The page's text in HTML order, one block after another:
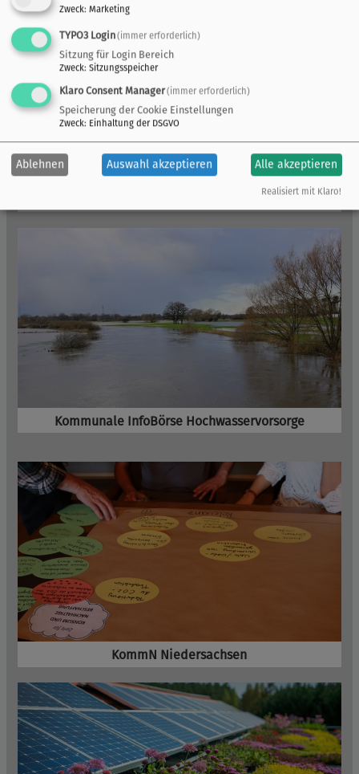
Projekte der UAN
Der Niedersächsische Gewässerwettbewerb
Kommunale InfoBörse Hochwasservorsorge
KommN Niedersachsen
Zweck: Marketing
TYPO3 Login(immer erforderlich)
Sitzung für Login Bereich
Zweck: Sitzungsspeicher
Klaro Consent Manager(immer erforderlich)
Speicherung der Cookie Einstellungen
Zweck: Einhaltung der DSGVO
Ablehnen Auswahl akzeptieren Alle akzeptieren
Realisiert mit Klaro!